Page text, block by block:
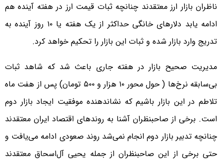
ناظران بازار ارز معتقدند چنانچه ثبات قیمت ارز در هفته آینده هم
ادامه یابد دلارهای خانگی حداکثر از یک هفته یا ۱۰ روز آینده به
تدریج وارد بازار شده و ثبات این بازار را تحکیم خواهد کرد.
مدیریت صحیح بازار در هفته جاری باعث شد که شاهد ثبات
بی‌سابقه نرخ‌ها ( حول محور ۱۰ هزار و ۵۰۰ تومان) پس از هفت ماه
تلاطم در این بازار باشیم که نشاندهنده موفقیت ایجاد بازار دوم
است. برخی از صاحبنظران آشنا به روند‌های اقتصاد ایران معتقدند
چنانچه تدبیر بازار دوم انجام نمی‌شد روند صعودی ادامه می‌یافت و
حتی برخی‌ از این صاحبنظران از جمله یحیی آل‌اسحاق معتقدند